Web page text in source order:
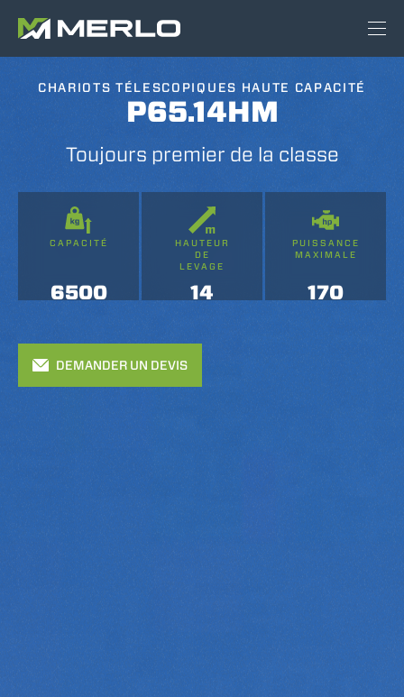
CHARIOTS TÉLESCOPIQUES HAUTE CAPACITÉ
P65.14HM
Toujours premier de la classe
CAPACITÉ
6500
HAUTEUR
DE
LEVAGE
14
PUISSANCE
MAXIMALE
170
DEMANDER UN DEVIS